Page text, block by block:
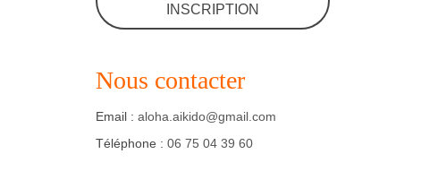
INSCRIPTION
Nous contacter
Email : aloha.aikido@gmail.com
Téléphone : 06 75 04 39 60